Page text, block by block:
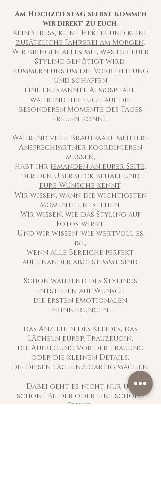
Am Hochzeitstag selbst kommen
wir direkt zu euch.
Kein Stress, keine Hektik und keine
zusätzliche Fahrerei am Morgen.
Wir bringen alles mit, was für euer
Styling benötigt wird,
kümmern uns um die Vorbereitung
und schaffen
eine entspannte Atmosphäre,
während ihr euch auf die
besonderen Momente des Tages
freuen könnt.
Während viele Brautpaare mehrere
Ansprechpartner koordinieren
müssen,
habt ihr jemanden an eurer Seite,
der den Überblick behält und
eure Wünsche kennt.
Wir wissen, wann die wichtigsten
Momente entstehen.
Wir wissen, wie das Styling auf
Fotos wirkt.
Und wir wissen, wie wertvoll es
ist,
wenn alle Bereiche perfekt
aufeinander abgestimmt sind.
Schon während des Stylings
entstehen auf Wunsch
die ersten emotionalen
Erinnerungen:
das Anziehen des Kleides, das
Lächeln eurer Trauzeugin,
die Aufregung vor der Trauung
oder die kleinen Details,
die diesen Tag einzigartig machen.
Dabei geht es nicht nur um
schöne Bilder oder eine schöne
Frisur.